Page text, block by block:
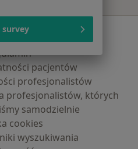
pacjentów
profesjonalistów
profesjonalistów, których
samodzielnie
cookies
wyszukiwania